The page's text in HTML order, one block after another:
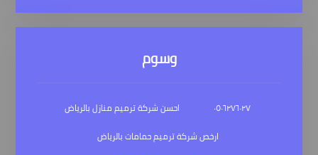
وسوم
٠٥٠٦٢٧٦٠٢٧
احسن شركة ترميم منازل بالرياض
ارخص شركة ترميم حمامات بالرياض